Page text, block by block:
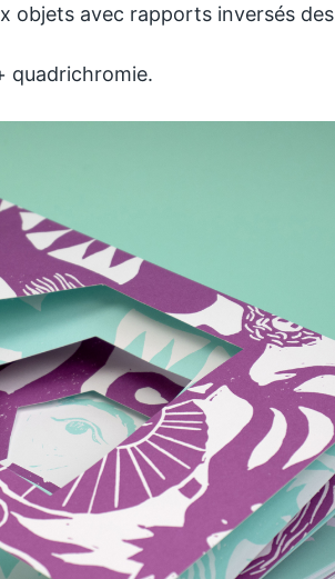
objets avec rapports inversés des
quadrichromie.